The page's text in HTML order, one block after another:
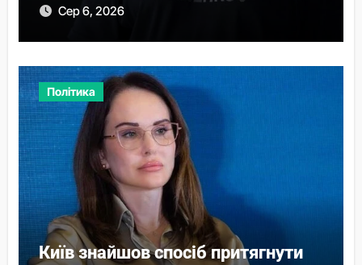
Сер 6, 2026
Політика
Київ знайшов спосіб притягнути